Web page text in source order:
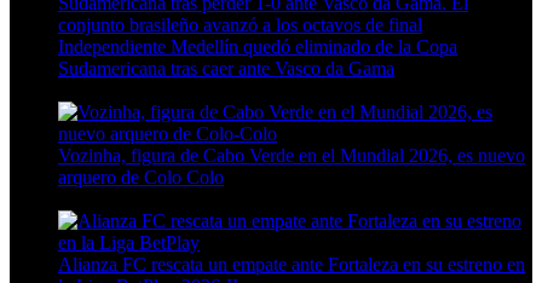
Independiente Medellín quedó eliminado de la Copa
Sudamericana tras caer ante Vasco da Gama
Vozinha, figura de Cabo Verde en el Mundial 2026, es nuevo
arquero de Colo Colo
Alianza FC rescata un empate ante Fortaleza en su estreno en